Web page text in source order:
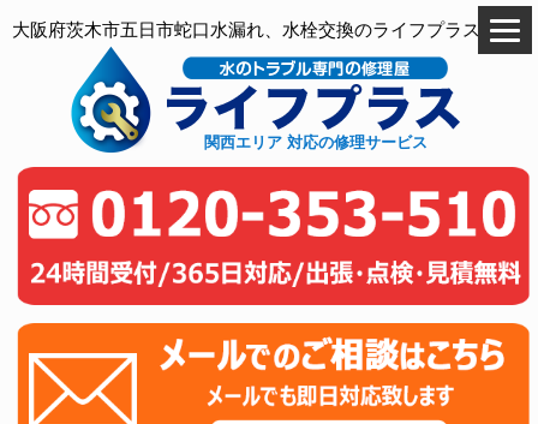
大阪府茨木市五日市蛇口水漏れ、水栓交換のライフプラス
関西エリア 対応の修理サービス